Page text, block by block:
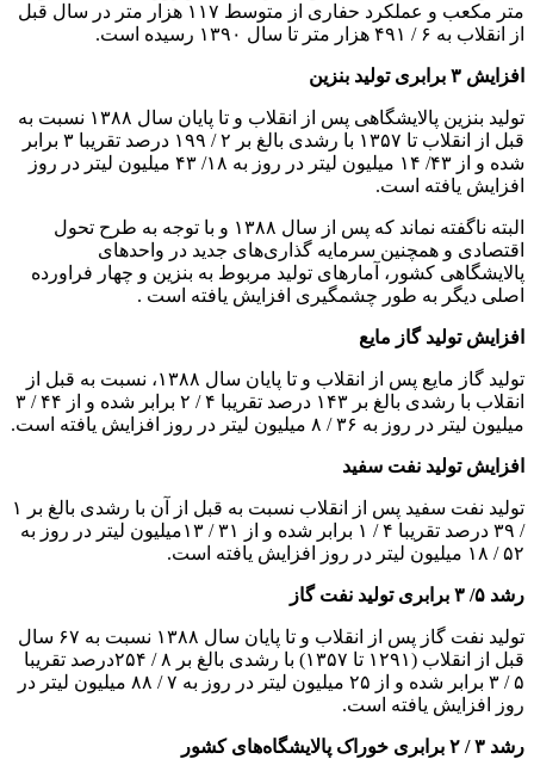
متر مکعب و عملکرد حفاری از متوسط ۱۱۷ هزار متر در سال قبل
از انقلاب به ۶ / ۴۹۱ هزار متر تا سال ۱۳۹۰ رسیده است.
افزایش ۳ برابری تولید بنزین
تولید بنزین پالایشگاهی پس از انقلاب و تا پایان سال ۱۳۸۸ نسبت به
قبل از انقلاب تا ۱۳۵۷ با رشدی بالغ بر ۲ / ۱۹۹ درصد تقریبا ۳ برابر
شده و از ۴۳/ ۱۴ میلیون لیتر در روز به ۱۸/ ۴۳ میلیون لیتر در روز
افزایش یافته است.
البته ناگفته نماند که پس از سال ۱۳۸۸ و با توجه به طرح تحول
اقتصادی و همچنین سرمایه گذاری‌های جدید در واحدهای
پالایشگاهی کشور، آمارهای تولید مربوط به بنزین و چهار فراورده
اصلی دیگر به طور چشمگیری افزایش یافته است .
افزایش تولید گاز مایع
تولید گاز مایع پس از انقلاب و تا پایان سال ۱۳۸۸، نسبت به قبل از
انقلاب با رشدی بالغ بر ۱۴۳ درصد تقریبا ۴ / ۲ برابر شده و از ۴۴ / ۳
میلیون لیتر در روز به ۳۶ / ۸ میلیون لیتر در روز افزایش یافته است.
افزایش تولید نفت سفید
تولید نفت سفید پس از انقلاب نسبت به قبل از آن با رشدی بالغ بر ۱
/ ۳۹ درصد تقریبا ۴ / ۱ برابر شده و از ۳۱ / ۱۳میلیون لیتر در روز به
۵۲ / ۱۸ میلیون لیتر در روز افزایش یافته است.
رشد ۵/ ۳ برابری تولید نفت گاز
تولید نفت گاز پس از انقلاب و تا پایان سال ۱۳۸۸ نسبت به ۶۷ سال
قبل از انقلاب (۱۲۹۱ تا ۱۳۵۷) با رشدی بالغ بر ۸ / ۲۵۴درصد تقریبا
۵ / ۳ برابر شده و از ۲۵ میلیون لیتر در روز به ۷ / ۸۸ میلیون لیتر در
روز افزایش یافته است.
رشد ۳ / ۲ برابری خوراک پالایشگاه‌های کشور